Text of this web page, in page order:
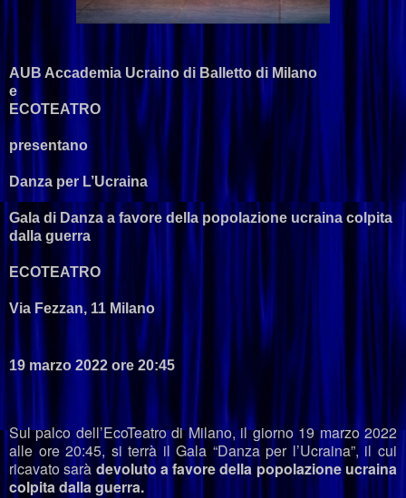
AUB Accademia Ucraino di Balletto di Milano
e
ECOTEATRO
presentano
Danza per L’Ucraina
Gala di Danza a favore della popolazione ucraina colpita
dalla guerra
ECOTEATRO
Via Fezzan, 11 Milano
19 marzo 2022 ore 20:45
Sul palco dell’EcoTeatro di Milano, il giorno 19 marzo 2022
alle ore 20:45, si terrà il Gala “Danza per l’Ucraina”, il cui
ricavato sarà devoluto a favore della popolazione ucraina
colpita dalla guerra.